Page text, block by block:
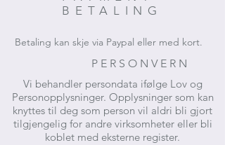
BETALING
Betaling kan skje via Paypal eller med kort.
P E R S O N V E R N
Vi behandler persondata ifølge Lov og
Personopplysninger. Opplysninger som kan
knyttes til deg som person vil aldri bli gjort
tilgjengelig for andre virksomheter eller bli
koblet med eksterne register.